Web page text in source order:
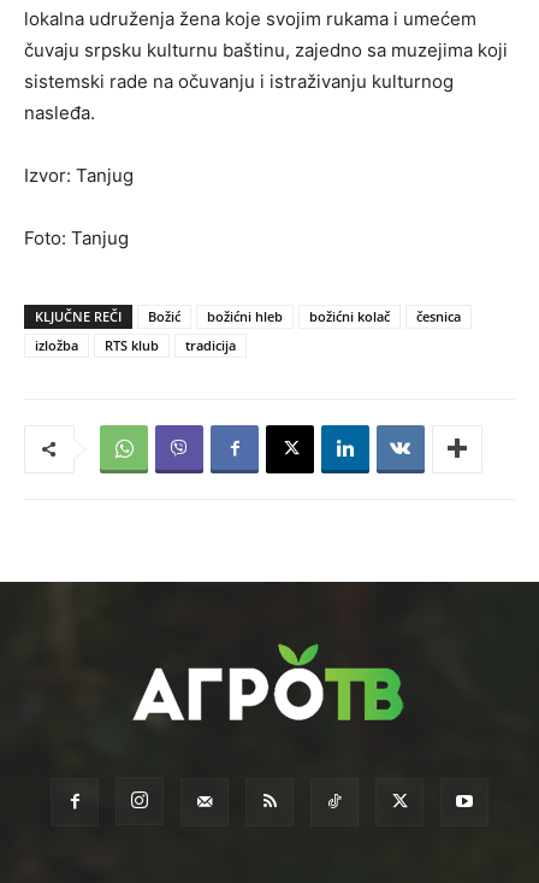
lokalna udruženja žena koje svojim rukama i umećem
čuvaju srpsku kulturnu baštinu, zajedno sa muzejima koji
sistemski rade na očuvanju i istraživanju kulturnog
nasleđa.
Izvor: Tanjug
Foto: Tanjug
KLJUČNE REČI Božić božićni hleb božićni kolač
česnica
izložba
RTS klub tradicija